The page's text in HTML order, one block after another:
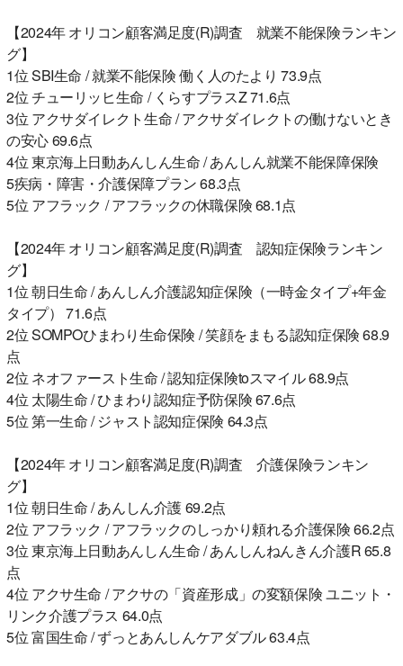
【2024年 オリコン顧客満足度(R)調査 就業不能保険ランキン
グ】
1位 SBI生命 / 就業不能保険 働く人のたより 73.9点
2位 チューリッヒ生命 / くらすプラスZ 71.6点
3位 アクサダイレクト生命 / アクサダイレクトの働けないとき
の安心 69.6点
4位 東京海上日動あんしん生命 / あんしん就業不能保障保険
5疾病・障害・介護保障プラン 68.3点
5位 アフラック / アフラックの休職保険 68.1点
【2024年 オリコン顧客満足度(R)調査 認知症保険ランキン
グ】
1位 朝日生命 / あんしん介護認知症保険（一時金タイプ+年金
タイプ） 71.6点
2位 SOMPOひまわり生命保険 / 笑顔をまもる認知症保険 68.9
点
2位 ネオファースト生命 / 認知症保険toスマイル 68.9点
4位 太陽生命 / ひまわり認知症予防保険 67.6点
5位 第一生命 / ジャスト認知症保険 64.3点
【2024年 オリコン顧客満足度(R)調査 介護保険ランキン
グ】
1位 朝日生命 / あんしん介護 69.2点
2位 アフラック / アフラックのしっかり頼れる介護保険 66.2点
3位 東京海上日動あんしん生命 / あんしんねんきん介護R 65.8
点
4位 アクサ生命 / アクサの「資産形成」の変額保険 ユニット・
リンク介護プラス 64.0点
5位 富国生命 / ずっとあんしんケアダブル 63.4点